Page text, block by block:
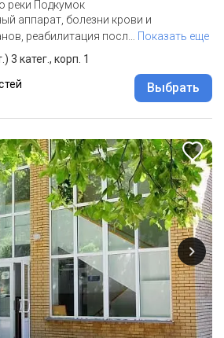
реки Подкумок
аппарат, болезни крови и
реабилитация посл
Показать еще
3 катег., корп. 1
Выбрать